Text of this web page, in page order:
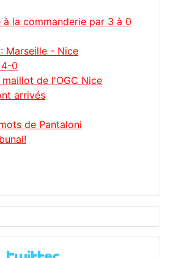
à la commanderie par 3 à 0
Marseille - Nice
0
maillot de l'OGC Nice
arrivés
de Pantaloni